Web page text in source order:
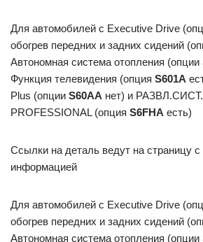
Для автомобилей с Executive Drive
обогрев передних и задних сидений
Автономная система отопления (опции
Функция телевидения (опция S601A
Plus (опции S60AA нет) и
PROFESSIONAL (опция S6FHA есть)
Ссылки на деталь ведут на страницу с
информацией
Для автомобилей с Executive Drive
обогрев передних и задних сидений
Автономная система отопления (опции